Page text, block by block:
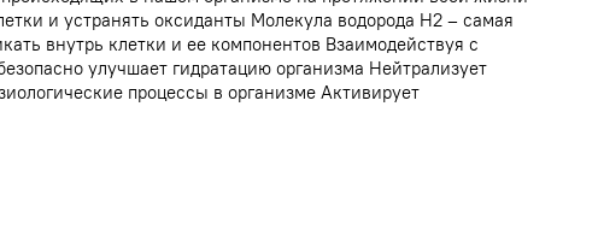
и устранять оксиданты Молекула водорода Н2 – самая
внутрь клетки и ее компонентов Взаимодействуя с
улучшает гидратацию организма Нейтрализует
процессы в организме Активирует